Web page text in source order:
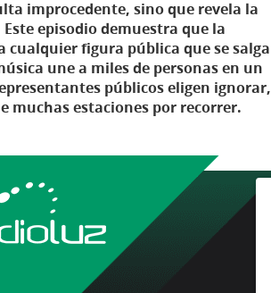
improcedente, sino que revela la
episodio demuestra que la
figura pública que se salga
une a miles de personas en un
públicos eligen ignorar,
muchas estaciones por recorrer.